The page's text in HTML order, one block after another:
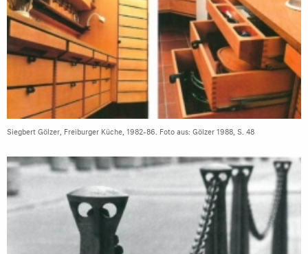
Siegbert Gölzer, Freiburger Küche, 1982-86. Foto aus: Gölzer 1988, S. 48